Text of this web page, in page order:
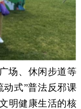
场、休闲步道等
动式”普法反邪课
明健康生活的核